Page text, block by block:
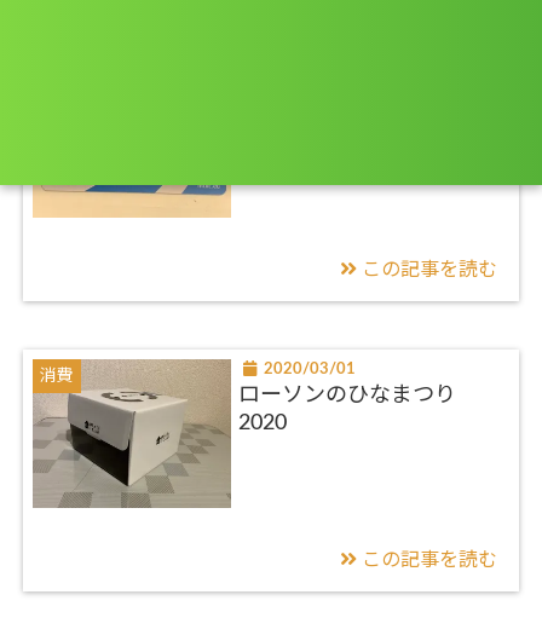
この記事を読む
消費 2020/03/01
ローソンのひなまつり
2020
この記事を読む